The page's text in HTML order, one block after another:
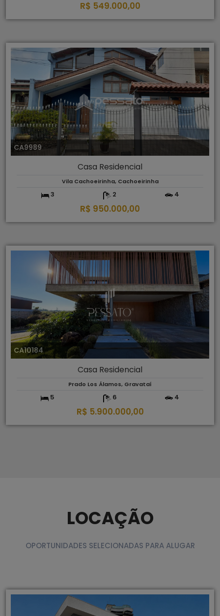
R$ 549.000,00
CA9989
Casa Residencial
Vila Cachoeirinha, Cachoeirinha
3 2 4
R$ 950.000,00
CA10184
Casa Residencial
Prado Los Álamos, Gravataí
5 6 4
R$ 5.900.000,00
LOCAÇÃO
OPORTUNIDADES SELECIONADAS PARA ALUGAR